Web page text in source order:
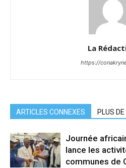
La
https://
ARTICLES CONNEXES PLUS
Journée
lance les
communes de